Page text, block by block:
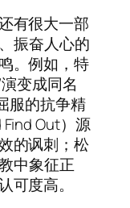
有很大一部
振奋人心的
。例如，特
变成同名
服的抗争精
Find Out）源
的讽刺；松
中象征正
可度高。